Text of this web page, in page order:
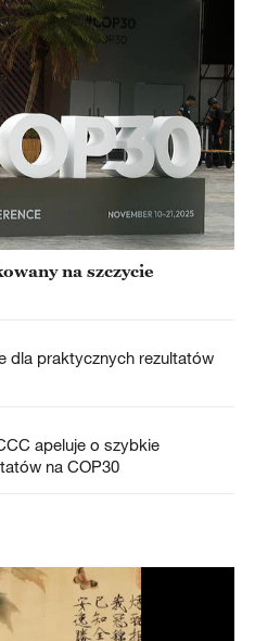
na szczycie
dla praktycznych rezultatów
apeluje o szybkie
na COP30